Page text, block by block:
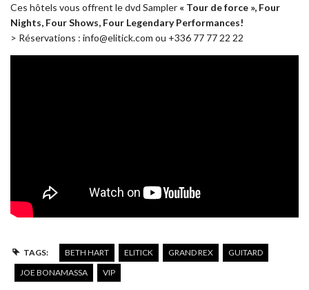
Ces hôtels vous offrent le dvd Sampler « Tour de force », Four
Nights, Four Shows, Four Legendary Performances!
> Réservations : info@elitick.com ou +336 77 77 22 22
TAGS: BETH HART ELITICK GRAND REX
GUITARD
JOE BONAMASSA
VIP